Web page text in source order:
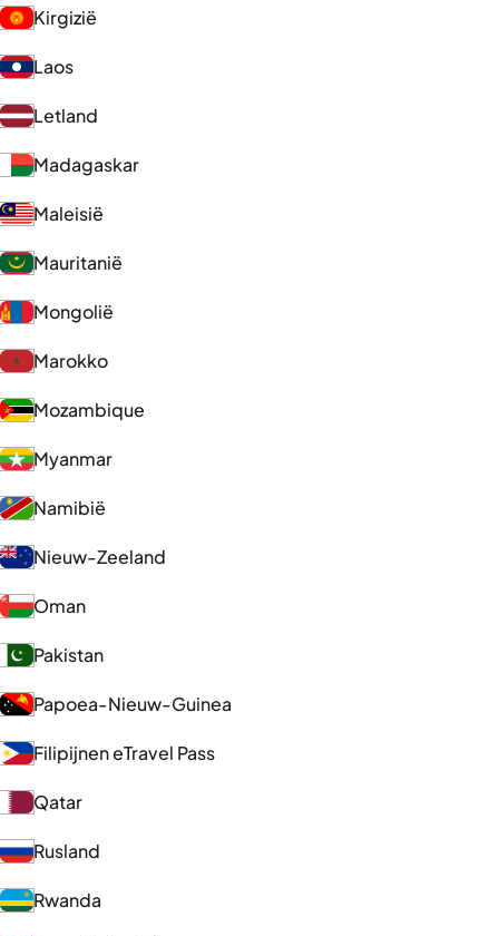
Kirgizië
Laos
Letland
Madagaskar
Maleisië
Mauritanië
Mongolië
Marokko
Mozambique
Myanmar
Namibië
Nieuw-Zeeland
Oman
Pakistan
Papoea-Nieuw-Guinea
Filipijnen eTravel Pass
Qatar
Rusland
Rwanda